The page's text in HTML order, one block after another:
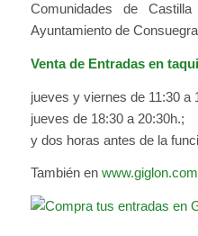
Comunidades de
Ayuntamiento de
Venta de Entradas en
jueves y viernes de 11:30 a
jueves de 18:30 a 20:30h.;
y dos horas antes de la
También en www.giglon.com